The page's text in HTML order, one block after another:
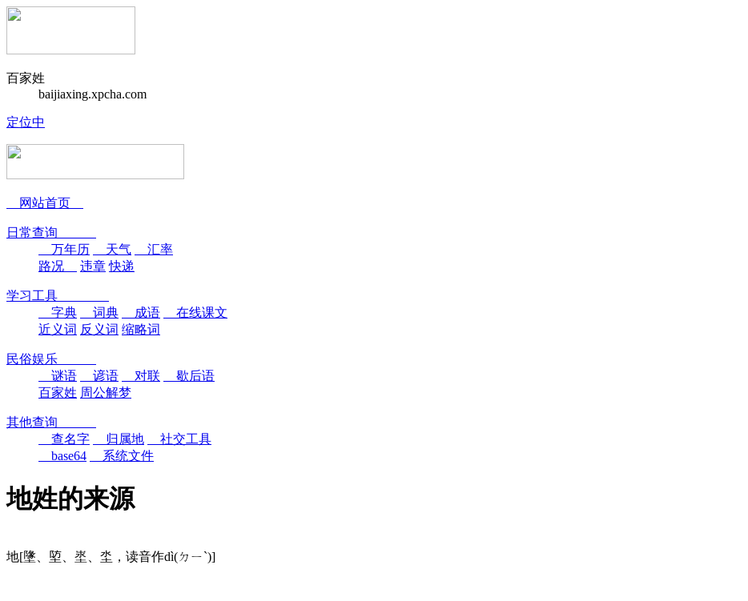
百家姓
baijiaxing.xpcha.com
定位中
网站首页
日常查询
万年历
天气
汇率
路况
违章 快递
学习工具
字典
词典 成语
在线课文
近义词 反义词 缩略词
民俗娱乐
谜语
谚语 对联
歇后语
百家姓 周公解梦
其他查询
查名字
归属地
社交工具
base64
系统文件
地姓的来源
地[墬、埅、埊、坔，读音作dì(ㄉㄧˋ)]